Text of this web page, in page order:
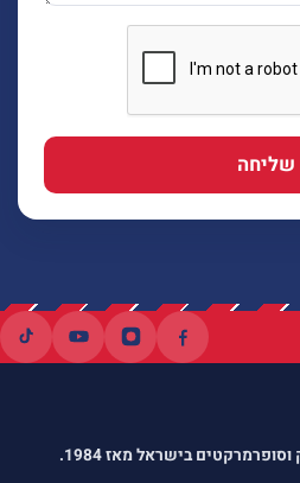
שליחה
בישראל מאז 1984.